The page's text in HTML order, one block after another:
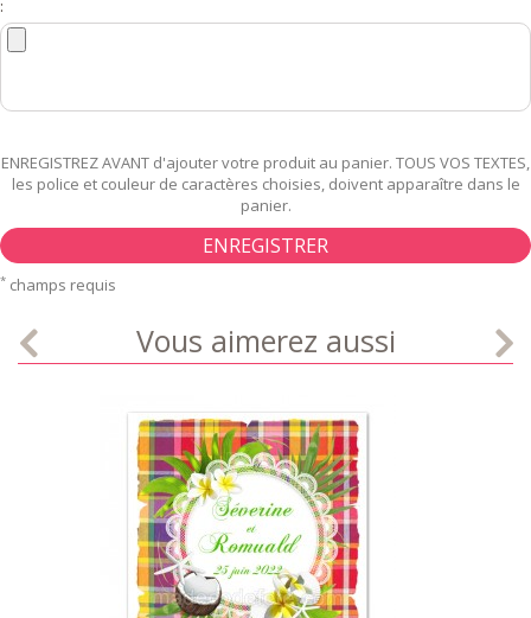
:
ENREGISTREZ AVANT d'ajouter votre produit au panier. TOUS VOS TEXTES,
les police et couleur de caractères choisies, doivent apparaître dans le
panier.
ENREGISTRER
* champs requis
Vous aimerez aussi